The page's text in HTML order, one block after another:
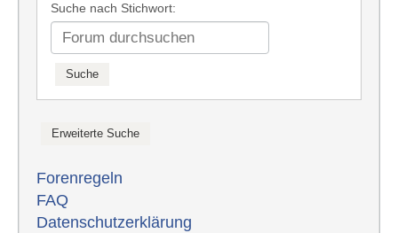
Suche nach Stichwort:
Forenregeln
FAQ
Datenschutzerklärung